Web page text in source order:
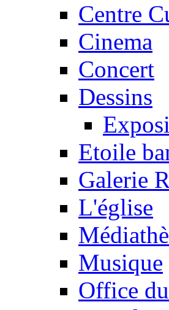
Centre
Cinema
Concert
Dessins
Etoile
Galerie
L'église
Musique
Office